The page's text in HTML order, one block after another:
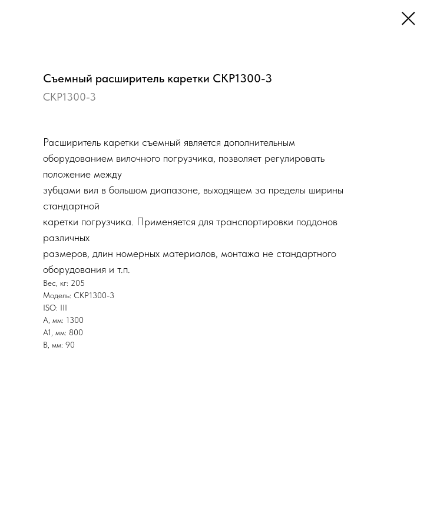
Съемный расширитель каретки СКР1300-3
СКР1300-3
Расширитель каретки съемный является дополнительным
оборудованием вилочного погрузчика, позволяет регулировать
положение между
зубцами вил в большом диапазоне, выходящем за пределы ширины
стандартной
каретки погрузчика. Применяется для транспортировки поддонов
различных
размеров, длин номерных материалов, монтажа не стандартного
оборудования и т.п.
Вес, кг: 205
Модель: СКР1300-3
ISO: III
А, мм: 1300
А1, мм: 800
В, мм: 90